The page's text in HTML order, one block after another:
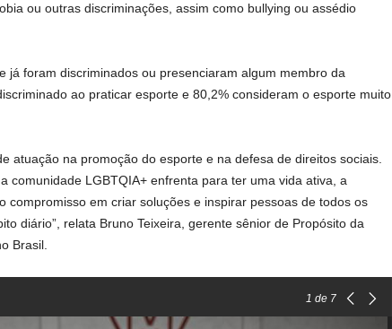
ou outras discriminações, assim como bullying ou assédio
já foram discriminados ou presenciaram algum membro da
ao praticar esporte e 80,2% consideram o esporte muito
atuação na promoção do esporte e na defesa de direitos sociais.
comunidade LGBTQIA+ enfrenta para ter uma vida ativa, a
compromisso em criar soluções e inspirar pessoas de todos os
diário”, relata Bruno Teixeira, gerente sênior de Propósito da
Brasil.
1 de 7